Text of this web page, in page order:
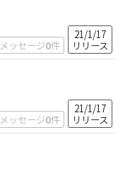
メッセージ0件
21/1/17
リリース
メッセージ0件
21/1/17
リリース